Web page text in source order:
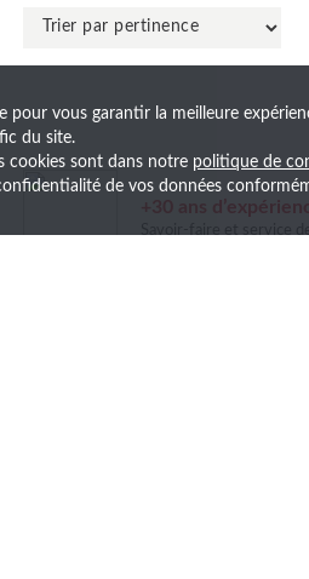
+30 ans
pour vous garantir la meilleure
du site.
cookies sont dans notre politique de
de vos données